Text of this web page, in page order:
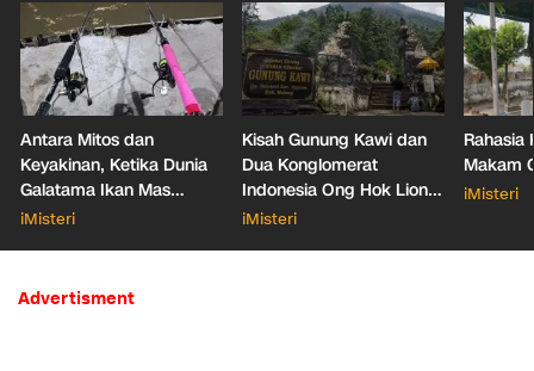
Antara Mitos dan
Keyakinan, Ketika Dunia
Galatama Ikan Mas
Bersentuhan dengan Hal
iMisteri
Kisah Gunung Kawi dan
Dua Konglomerat
Indonesia Ong Hok Liong
hingga Liem Sioe Liong
iMisteri
Rahasia
Makam
iMisteri
Advertisment